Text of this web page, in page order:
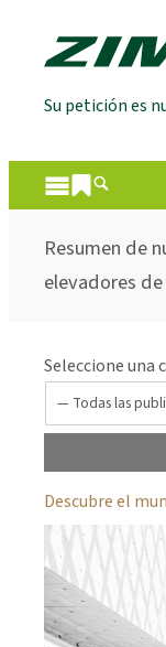
Su petición es
Resumen de
elevadores
Seleccione una
Descubre el